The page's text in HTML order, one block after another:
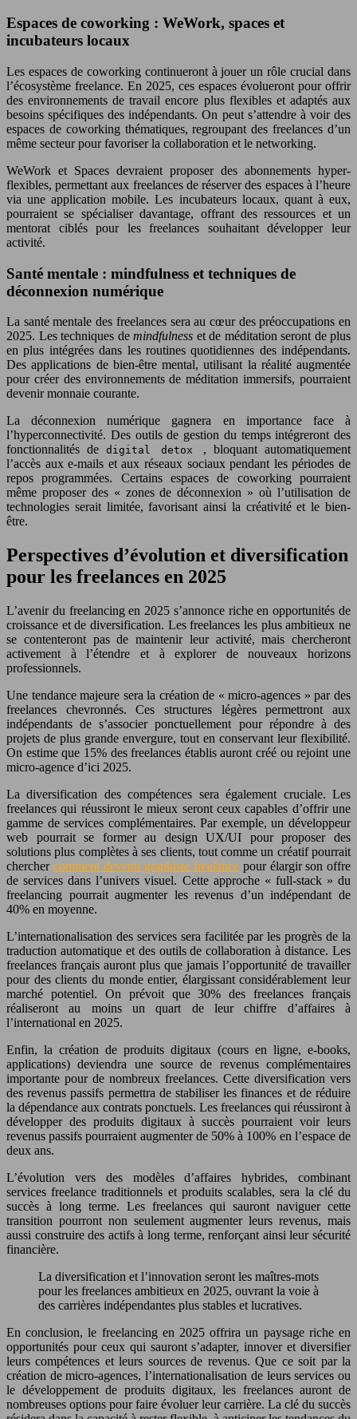
Espaces de coworking : WeWork, spaces et
incubateurs locaux
Les espaces de coworking continueront à jouer un rôle crucial dans
l’écosystème freelance. En 2025, ces espaces évolueront pour offrir
des environnements de travail encore plus flexibles et adaptés aux
besoins spécifiques des indépendants. On peut s’attendre à voir des
espaces de coworking thématiques, regroupant des freelances d’un
même secteur pour favoriser la collaboration et le networking.
WeWork et Spaces devraient proposer des abonnements hyper-
flexibles, permettant aux freelances de réserver des espaces à l’heure
via une application mobile. Les incubateurs locaux, quant à eux,
pourraient se spécialiser davantage, offrant des ressources et un
mentorat ciblés pour les freelances souhaitant développer leur
activité.
Santé mentale : mindfulness et techniques de
déconnexion numérique
La santé mentale des freelances sera au cœur des préoccupations en
2025. Les techniques de mindfulness et de méditation seront de plus
en plus intégrées dans les routines quotidiennes des indépendants.
Des applications de bien-être mental, utilisant la réalité augmentée
pour créer des environnements de méditation immersifs, pourraient
devenir monnaie courante.
La déconnexion numérique gagnera en importance face à
l’hyperconnectivité. Des outils de gestion du temps intégreront des
fonctionnalités de digital detox , bloquant automatiquement
l’accès aux e-mails et aux réseaux sociaux pendant les périodes de
repos programmées. Certains espaces de coworking pourraient
même proposer des « zones de déconnexion » où l’utilisation de
technologies serait limitée, favorisant ainsi la créativité et le bien-
être.
Perspectives d’évolution et diversification
pour les freelances en 2025
L’avenir du freelancing en 2025 s’annonce riche en opportunités de
croissance et de diversification. Les freelances les plus ambitieux ne
se contenteront pas de maintenir leur activité, mais chercheront
activement à l’étendre et à explorer de nouveaux horizons
professionnels.
Une tendance majeure sera la création de « micro-agences » par des
freelances chevronnés. Ces structures légères permettront aux
indépendants de s’associer ponctuellement pour répondre à des
projets de plus grande envergure, tout en conservant leur flexibilité.
On estime que 15% des freelances établis auront créé ou rejoint une
micro-agence d’ici 2025.
La diversification des compétences sera également cruciale. Les
freelances qui réussiront le mieux seront ceux capables d’offrir une
gamme de services complémentaires. Par exemple, un développeur
web pourrait se former au design UX/UI pour proposer des
solutions plus complètes à ses clients, tout comme un créatif pourrait
chercher comment devenir graphiste freelance pour élargir son offre
de services dans l’univers visuel. Cette approche « full-stack » du
freelancing pourrait augmenter les revenus d’un indépendant de
40% en moyenne.
L’internationalisation des services sera facilitée par les progrès de la
traduction automatique et des outils de collaboration à distance. Les
freelances français auront plus que jamais l’opportunité de travailler
pour des clients du monde entier, élargissant considérablement leur
marché potentiel. On prévoit que 30% des freelances français
réaliseront au moins un quart de leur chiffre d’affaires à
l’international en 2025.
Enfin, la création de produits digitaux (cours en ligne, e-books,
applications) deviendra une source de revenus complémentaires
importante pour de nombreux freelances. Cette diversification vers
des revenus passifs permettra de stabiliser les finances et de réduire
la dépendance aux contrats ponctuels. Les freelances qui réussiront à
développer des produits digitaux à succès pourraient voir leurs
revenus passifs pourraient augmenter de 50% à 100% en l’espace de
deux ans.
L’évolution vers des modèles d’affaires hybrides, combinant
services freelance traditionnels et produits scalables, sera la clé du
succès à long terme. Les freelances qui sauront naviguer cette
transition pourront non seulement augmenter leurs revenus, mais
aussi construire des actifs à long terme, renforçant ainsi leur sécurité
financière.
La diversification et l’innovation seront les maîtres-mots
pour les freelances ambitieux en 2025, ouvrant la voie à
des carrières indépendantes plus stables et lucratives.
En conclusion, le freelancing en 2025 offrira un paysage riche en
opportunités pour ceux qui sauront s’adapter, innover et diversifier
leurs compétences et leurs sources de revenus. Que ce soit par la
création de micro-agences, l’internationalisation de leurs services ou
le développement de produits digitaux, les freelances auront de
nombreuses options pour faire évoluer leur carrière. La clé du succès